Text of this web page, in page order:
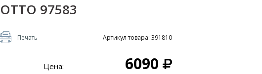
97583
Печать Артикул товара: 391810
Цена: 6090